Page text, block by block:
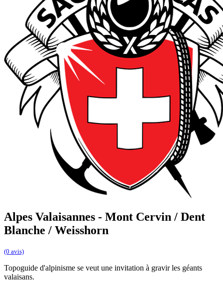
Alpes Valaisannes - Mont Cervin / Dent
Blanche / Weisshorn
(0 avis)
Topoguide d'alpinisme se veut une invitation à gravir les géants
valaisans.